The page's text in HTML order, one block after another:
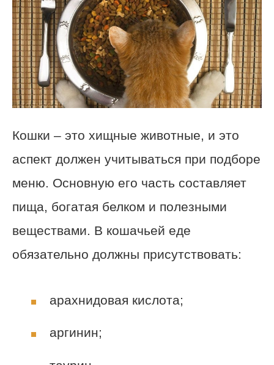
Кошки – это хищные животные, и это
аспект должен учитываться при подборе
меню. Основную его часть составляет
пища, богатая белком и полезными
веществами. В кошачьей еде
обязательно должны присутствовать:
арахнидовая кислота;
аргинин;